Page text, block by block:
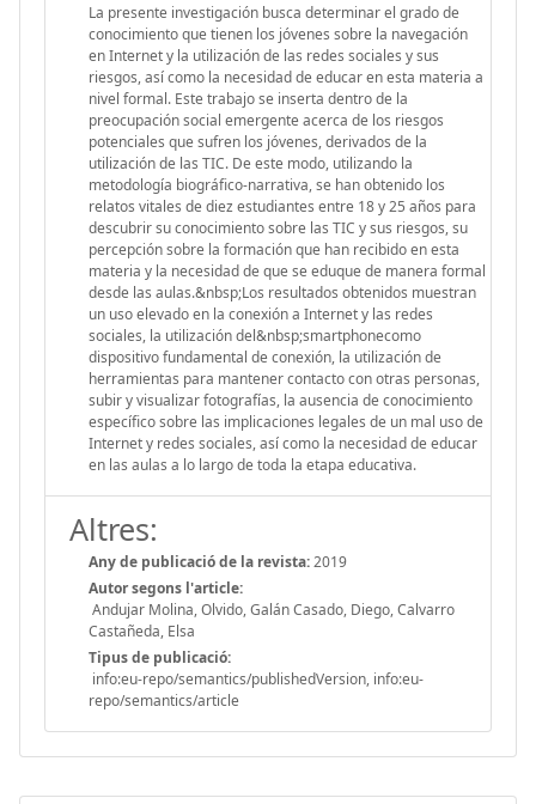
La presente investigación busca determinar el grado de
conocimiento que tienen los jóvenes sobre la navegación
en Internet y la utilización de las redes sociales y sus
riesgos, así como la necesidad de educar en esta materia a
nivel formal. Este trabajo se inserta dentro de la
preocupación social emergente acerca de los riesgos
potenciales que sufren los jóvenes, derivados de la
utilización de las TIC. De este modo, utilizando la
metodología biográfico-narrativa, se han obtenido los
relatos vitales de diez estudiantes entre 18 y 25 años para
descubrir su conocimiento sobre las TIC y sus riesgos, su
percepción sobre la formación que han recibido en esta
materia y la necesidad de que se eduque de manera formal
desde las aulas.&nbsp;Los resultados obtenidos muestran
un uso elevado en la conexión a Internet y las redes
sociales, la utilización del&nbsp;smartphonecomo
dispositivo fundamental de conexión, la utilización de
herramientas para mantener contacto con otras personas,
subir y visualizar fotografías, la ausencia de conocimiento
específico sobre las implicaciones legales de un mal uso de
Internet y redes sociales, así como la necesidad de educar
en las aulas a lo largo de toda la etapa educativa.
Altres:
Any de publicació de la revista:2019
Autor segons l'article:
Andujar Molina, Olvido, Galán Casado, Diego, Calvarro
Castañeda, Elsa
Tipus de publicació:
info:eu-repo/semantics/publishedVersion, info:eu-
repo/semantics/article